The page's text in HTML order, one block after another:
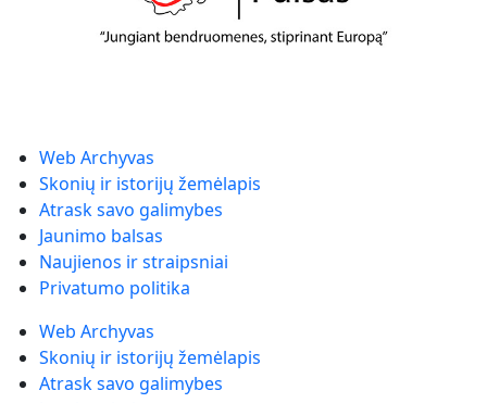
Web Archyvas
Skonių ir istorijų žemėlapis
Atrask savo galimybes
Jaunimo balsas
Naujienos ir straipsniai
Privatumo politika
Web Archyvas
Skonių ir istorijų žemėlapis
Atrask savo galimybes